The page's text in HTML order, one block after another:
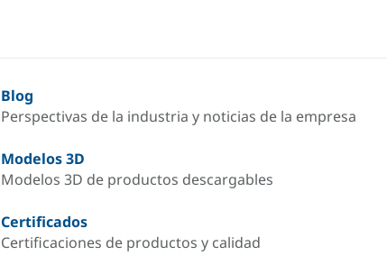
Blog
Perspectivas de la industria y noticias de la empresa
Modelos 3D
Modelos 3D de productos descargables
Certificados
Certificaciones de productos y calidad